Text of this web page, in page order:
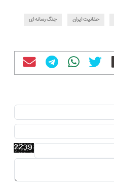
حقانیت ایران
جنگ رسانه ای